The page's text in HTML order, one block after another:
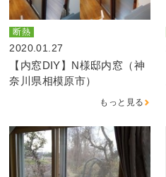
断熱
2020.01.27
【内窓DIY】N様邸内窓（神
奈川県相模原市）
もっと見る